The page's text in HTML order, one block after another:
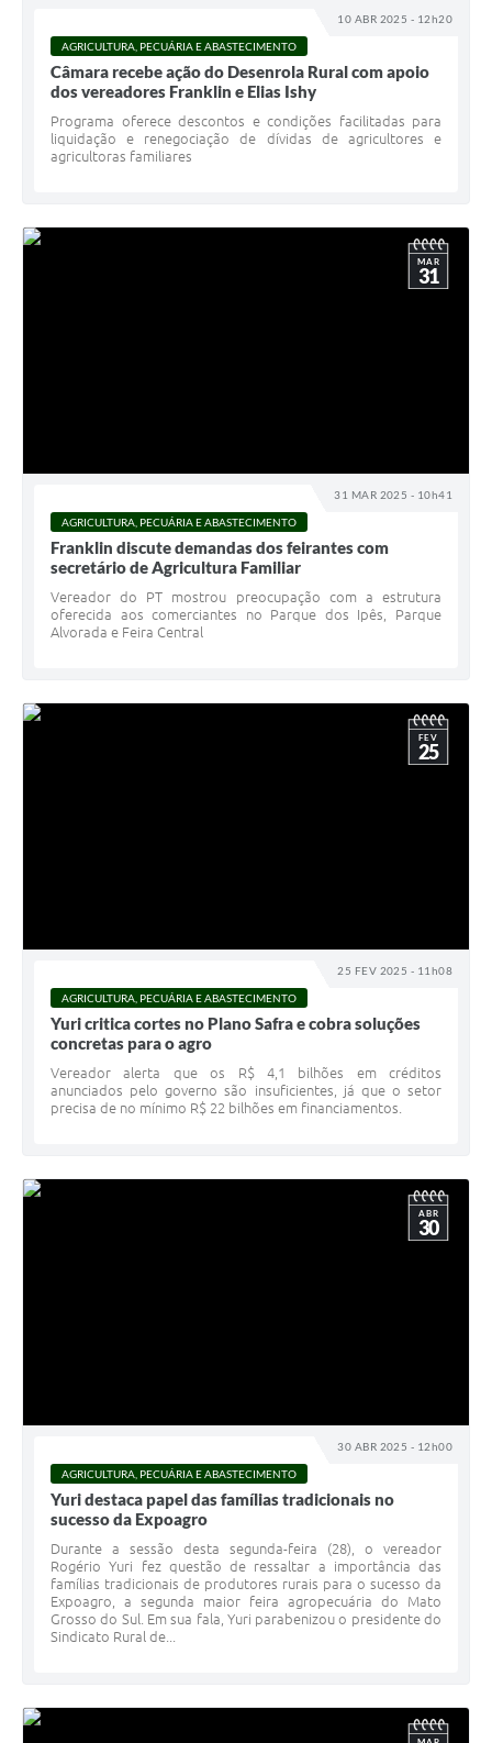
10 ABR 2025 - 12h20
AGRICULTURA, PECUÁRIA E ABASTECIMENTO
Câmara recebe ação do Desenrola Rural com apoio
dos vereadores Franklin e Elias Ishy
Programa oferece descontos e condições facilitadas para
liquidação e renegociação de dívidas de agricultores e
agricultoras familiares
31 MAR 2025 - 10h41
MAR
31
AGRICULTURA, PECUÁRIA E ABASTECIMENTO
Franklin discute demandas dos feirantes com
secretário de Agricultura Familiar
Vereador do PT mostrou preocupação com a estrutura
oferecida aos comerciantes no Parque dos Ipês, Parque
Alvorada e Feira Central
25 FEV 2025 - 11h08
FEV
25
AGRICULTURA, PECUÁRIA E ABASTECIMENTO
Yuri critica cortes no Plano Safra e cobra soluções
concretas para o agro
Vereador alerta que os R$ 4,1 bilhões em créditos
anunciados pelo governo são insuficientes, já que o setor
precisa de no mínimo R$ 22 bilhões em financiamentos.
30 ABR 2025 - 12h00
ABR
30
AGRICULTURA, PECUÁRIA E ABASTECIMENTO
Yuri destaca papel das famílias tradicionais no
sucesso da Expoagro
Durante a sessão desta segunda-feira (28), o vereador
Rogério Yuri fez questão de ressaltar a importância das
famílias tradicionais de produtores rurais para o sucesso da
Expoagro, a segunda maior feira agropecuária do Mato
Grosso do Sul. Em sua fala, Yuri parabenizou o presidente do
Sindicato Rural de...